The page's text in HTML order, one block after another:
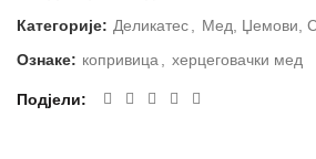
Категорије: Деликатес
Мед, Џемови,
Ознаке: копривица херцеговачки мед
Подјели